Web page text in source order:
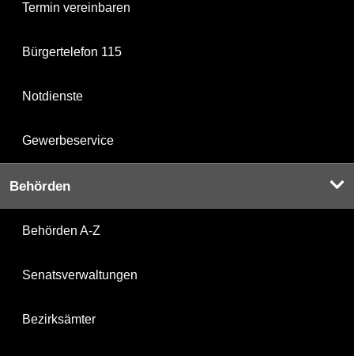
Termin vereinbaren
Bürgertelefon 115
Notdienste
Gewerbeservice
Behörden
Behörden A-Z
Senatsverwaltungen
Bezirksämter